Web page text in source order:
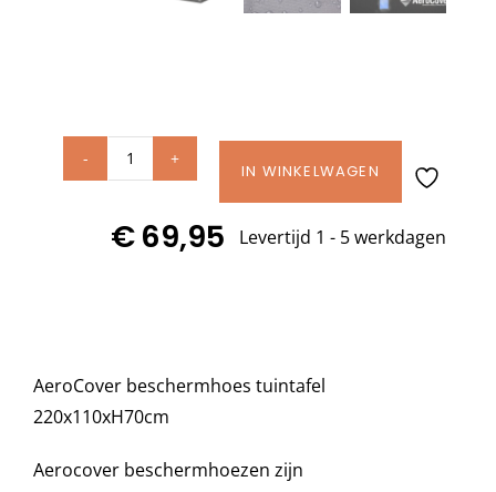
Ligbedden
Beschermhoezen
AeroCover
tuintafel
aantal
IN WINKELWAGEN
€69,95 Levertijd 1 - 5 werkdagen
AeroCover beschermhoes tuintafel
220x110xH70cm
Aerocover beschermhoezen zijn